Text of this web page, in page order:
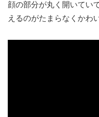
顔の部分が丸く開いてい
えるのがたまらなくかわ